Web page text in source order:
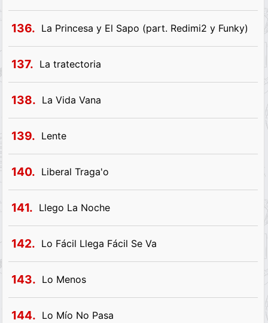
136. La Princesa y El Sapo (part. Redimi2 y Funky)
137. La tratectoria
138. La Vida Vana
139. Lente
140. Liberal Traga'o
141. Llego La Noche
142. Lo Fácil Llega Fácil Se Va
143. Lo Menos
144. Lo Mío No Pasa